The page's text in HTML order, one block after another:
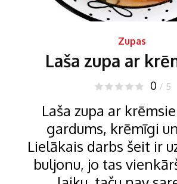
Zupas
Laša zupa ar
0 / 5
Laša zupa ar
gardums, krēmīgi
Lielākais darbs šeit ir
buljonu, jo tas